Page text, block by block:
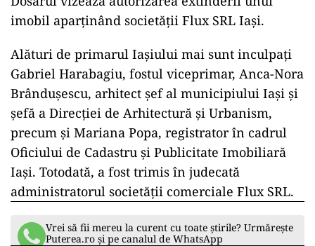
imobil aparţinând societăţii Flux SRL Iaşi.
Alături de primarul Iaşiului mai sunt inculpaţi
Gabriel Harabagiu, fostul viceprimar, Anca-Nora
Brânduşescu, arhitect şef al municipiului Iaşi şi
şefă a Direcţiei de Arhitectură şi Urbanism,
precum şi Mariana Popa, registrator în cadrul
Oficiului de Cadastru şi Publicitate Imobiliară
Iaşi. Totodată, a fost trimis în judecată
administratorul societăţii comerciale Flux SRL.
Vrei să fii mereu la curent cu toate știrile? Urmărește
Puterea.ro și pe canalul de WhatsApp